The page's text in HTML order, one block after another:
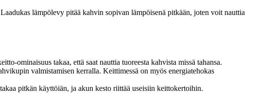
lämpölevy pitää kahvin sopivan lämpöisenä pitkään, joten voit nauttia
ominaisuus takaa, että saat nauttia tuoreesta kahvista missä tahansa.
valmistamisen kerralla. Keittimessä on myös energiatehokas
pitkän käyttöiän, ja akun kesto riittää useisiin keittokertoihin.